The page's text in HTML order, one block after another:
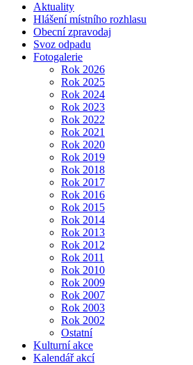
Aktuality
Hlášení místního rozhlasu
Obecní zpravodaj
Svoz odpadu
Fotogalerie
Rok 2026
Rok 2025
Rok 2024
Rok 2023
Rok 2022
Rok 2021
Rok 2020
Rok 2019
Rok 2018
Rok 2017
Rok 2016
Rok 2015
Rok 2014
Rok 2013
Rok 2012
Rok 2011
Rok 2010
Rok 2009
Rok 2007
Rok 2003
Rok 2002
Ostatní
Kulturní akce
Kalendář akcí